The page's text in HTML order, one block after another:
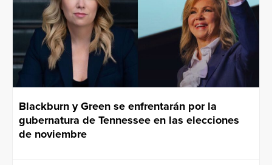
Blackburn y Green se enfrentarán por la
gubernatura de Tennessee en las elecciones
de noviembre